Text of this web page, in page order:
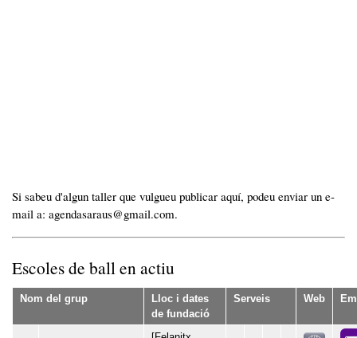
Si sabeu d'algun taller que vulgueu publicar aquí, podeu enviar un e-
mail a: agendasaraus@gmail.com.
Escoles de ball en actiu
Nom del grup
Lloc i dates
de fundació
Serveis Web